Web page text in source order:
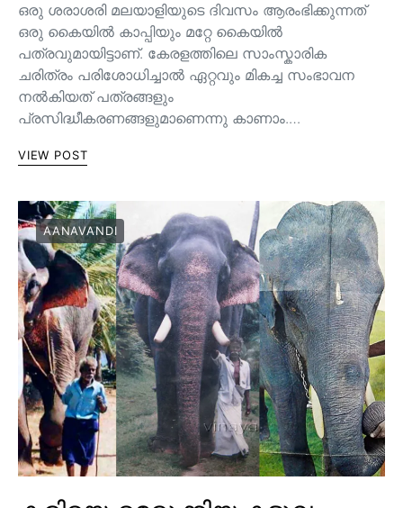
ഒരു ശരാശരി മലയാളിയുടെ ദിവസം ആരംഭിക്കുന്നത്
ഒരു കൈയില്‍ കാപ്പിയും മറ്റേ കൈയില്‍
പത്രവുമായിട്ടാണ്. കേരളത്തിലെ സാംസ്കാരിക
ചരിത്രം പരിശോധിച്ചാല്‍ ഏറ്റവും മികച്ച സംഭാവന
നല്‍കിയത് പത്രങ്ങളും
പ്രസിദ്ധീകരണങ്ങളുമാണെന്നു കാണാം.…
VIEW POST
AANAVANDI